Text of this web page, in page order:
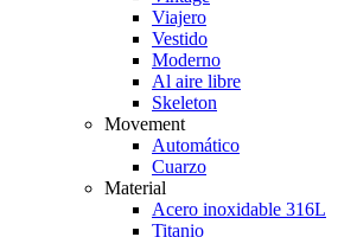
Viajero
Vestido
Moderno
Al aire libre
Skeleton
Movement
Automático
Cuarzo
Material
Acero inoxidable 316L
Titanio